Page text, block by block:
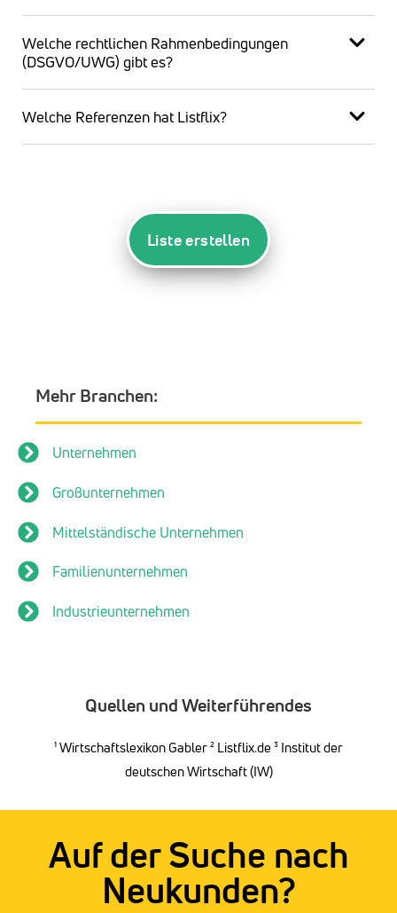
Welche rechtlichen Rahmenbedingungen
(DSGVO/UWG) gibt es?
Welche Referenzen hat Listflix?
Liste erstellen
Mehr Branchen:
Unternehmen
Großunternehmen
Mittelständische Unternehmen
Familienunternehmen
Industrieunternehmen
Quellen und Weiterführendes
¹Wirtschaftslexikon Gabler² Listflix.de ³Institut der
deutschen Wirtschaft (IW)
Auf der Suche nach
Neukunden?